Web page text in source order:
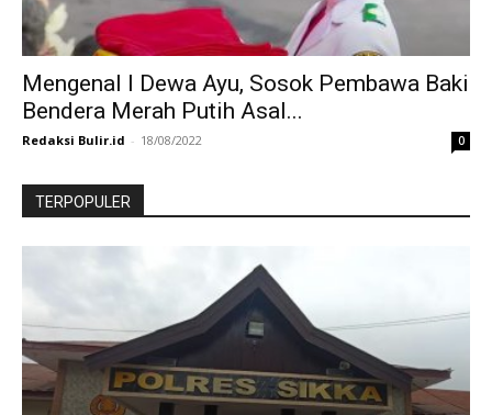
Mengenal I Dewa Ayu, Sosok Pembawa Baki
Bendera Merah Putih Asal...
Redaksi Bulir.id - 18/08/2022 0
TERPOPULER